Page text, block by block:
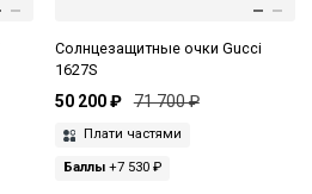
Солнцезащитные очки Gucci
1627S
50 200 ₽ 71 700 ₽
Плати частями
Баллы+7 530 ₽